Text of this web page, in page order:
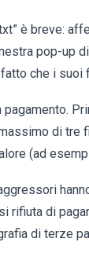
è breve:
pop-up
che i
pagamento.
di
(ad
rifiuta di
di terze